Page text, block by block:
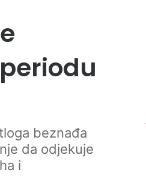
beznađa
da odjekuje